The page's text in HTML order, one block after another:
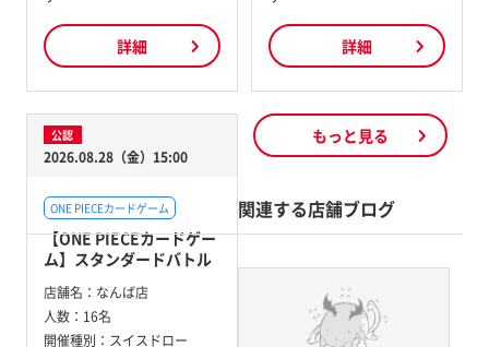
詳細 詳細
公認
2026.08.28（金）15:00
ONE PIECEカードゲーム
【ONE PIECEカードゲー
ム】スタンダードバトル
店舗名： なんば店
人数： 16名
開催種別： スイスドロー
もっと見る
関連する店舗ブログ